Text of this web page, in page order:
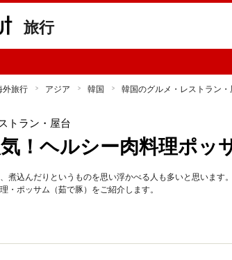
旅行
外旅行 アジア 韓国 韓国のグルメ・レストラン・
トラン・屋台
！ヘルシー肉料理ポッ
煮込んだりというものを思い浮かべる人も多いと思います
・ポッサム（茹で豚）をご紹介します。